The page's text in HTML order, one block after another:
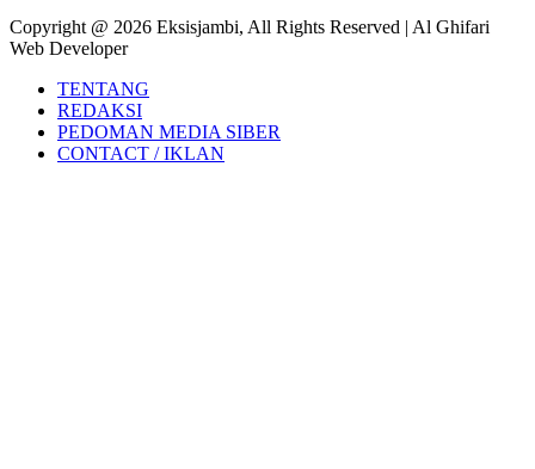
Copyright @ 2026 Eksisjambi, All Rights Reserved | Al Ghifari
Web Developer
TENTANG
REDAKSI
PEDOMAN MEDIA SIBER
CONTACT / IKLAN